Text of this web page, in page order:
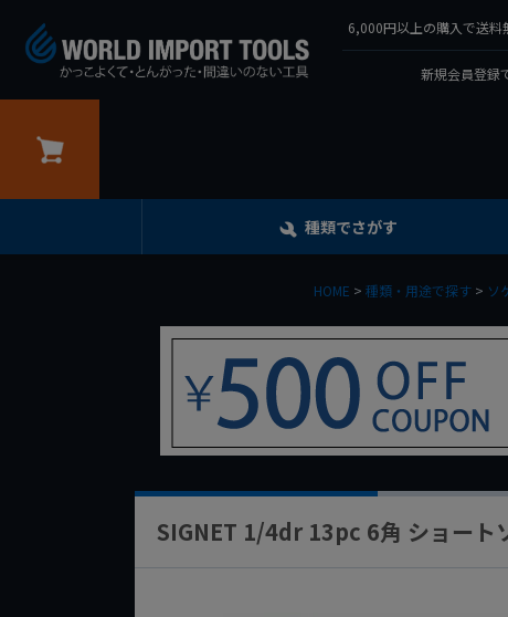
6,000円以上の購入で送料
新規会員登録
種類でさがす
HOME 種類・用途で探す ソ
SIGNET 1/4dr 13pc 6角 ショート